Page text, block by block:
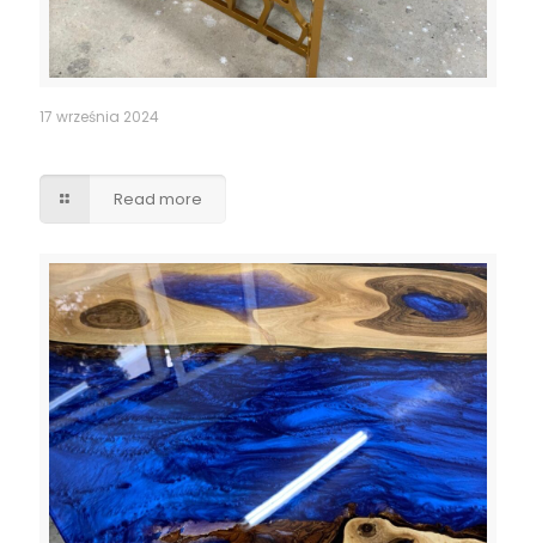
17 września 2024
Read more